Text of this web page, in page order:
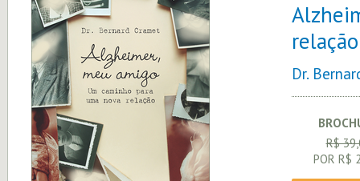
relação
Dr.
R$
POR R$